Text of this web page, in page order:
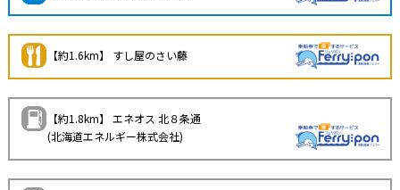
【約1.6km】 すし屋のさい藤
【約1.8km】 エネオス 北８条通
(北海道エネルギー株式会社)